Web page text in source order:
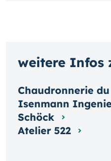
weitere Infos
Chaudronnerie du
Isenmann
Schöck
Atelier 522